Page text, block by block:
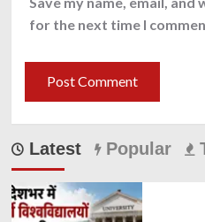
for the next time I
Latest Popular